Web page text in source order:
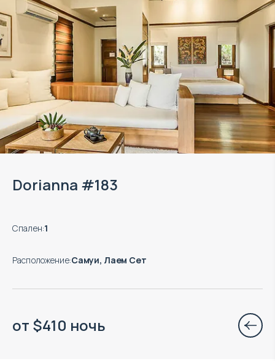
Dorianna #183
Спален:1
Расположение:Самуи, Лаем Сет
от $410 ночь